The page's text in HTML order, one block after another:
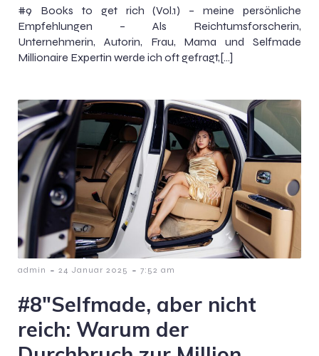
#9 Books to get rich (Vol.1) – meine persönliche
Empfehlungen – Als Reichtumsforscherin,
Unternehmerin, Autorin, Frau, Mama und Selfmade
Millionaire Expertin werde ich oft gefragt,[…]
admin - 24 Januar 2025 - 7:52 am
#8″Selfmade, aber nicht
reich: Warum der